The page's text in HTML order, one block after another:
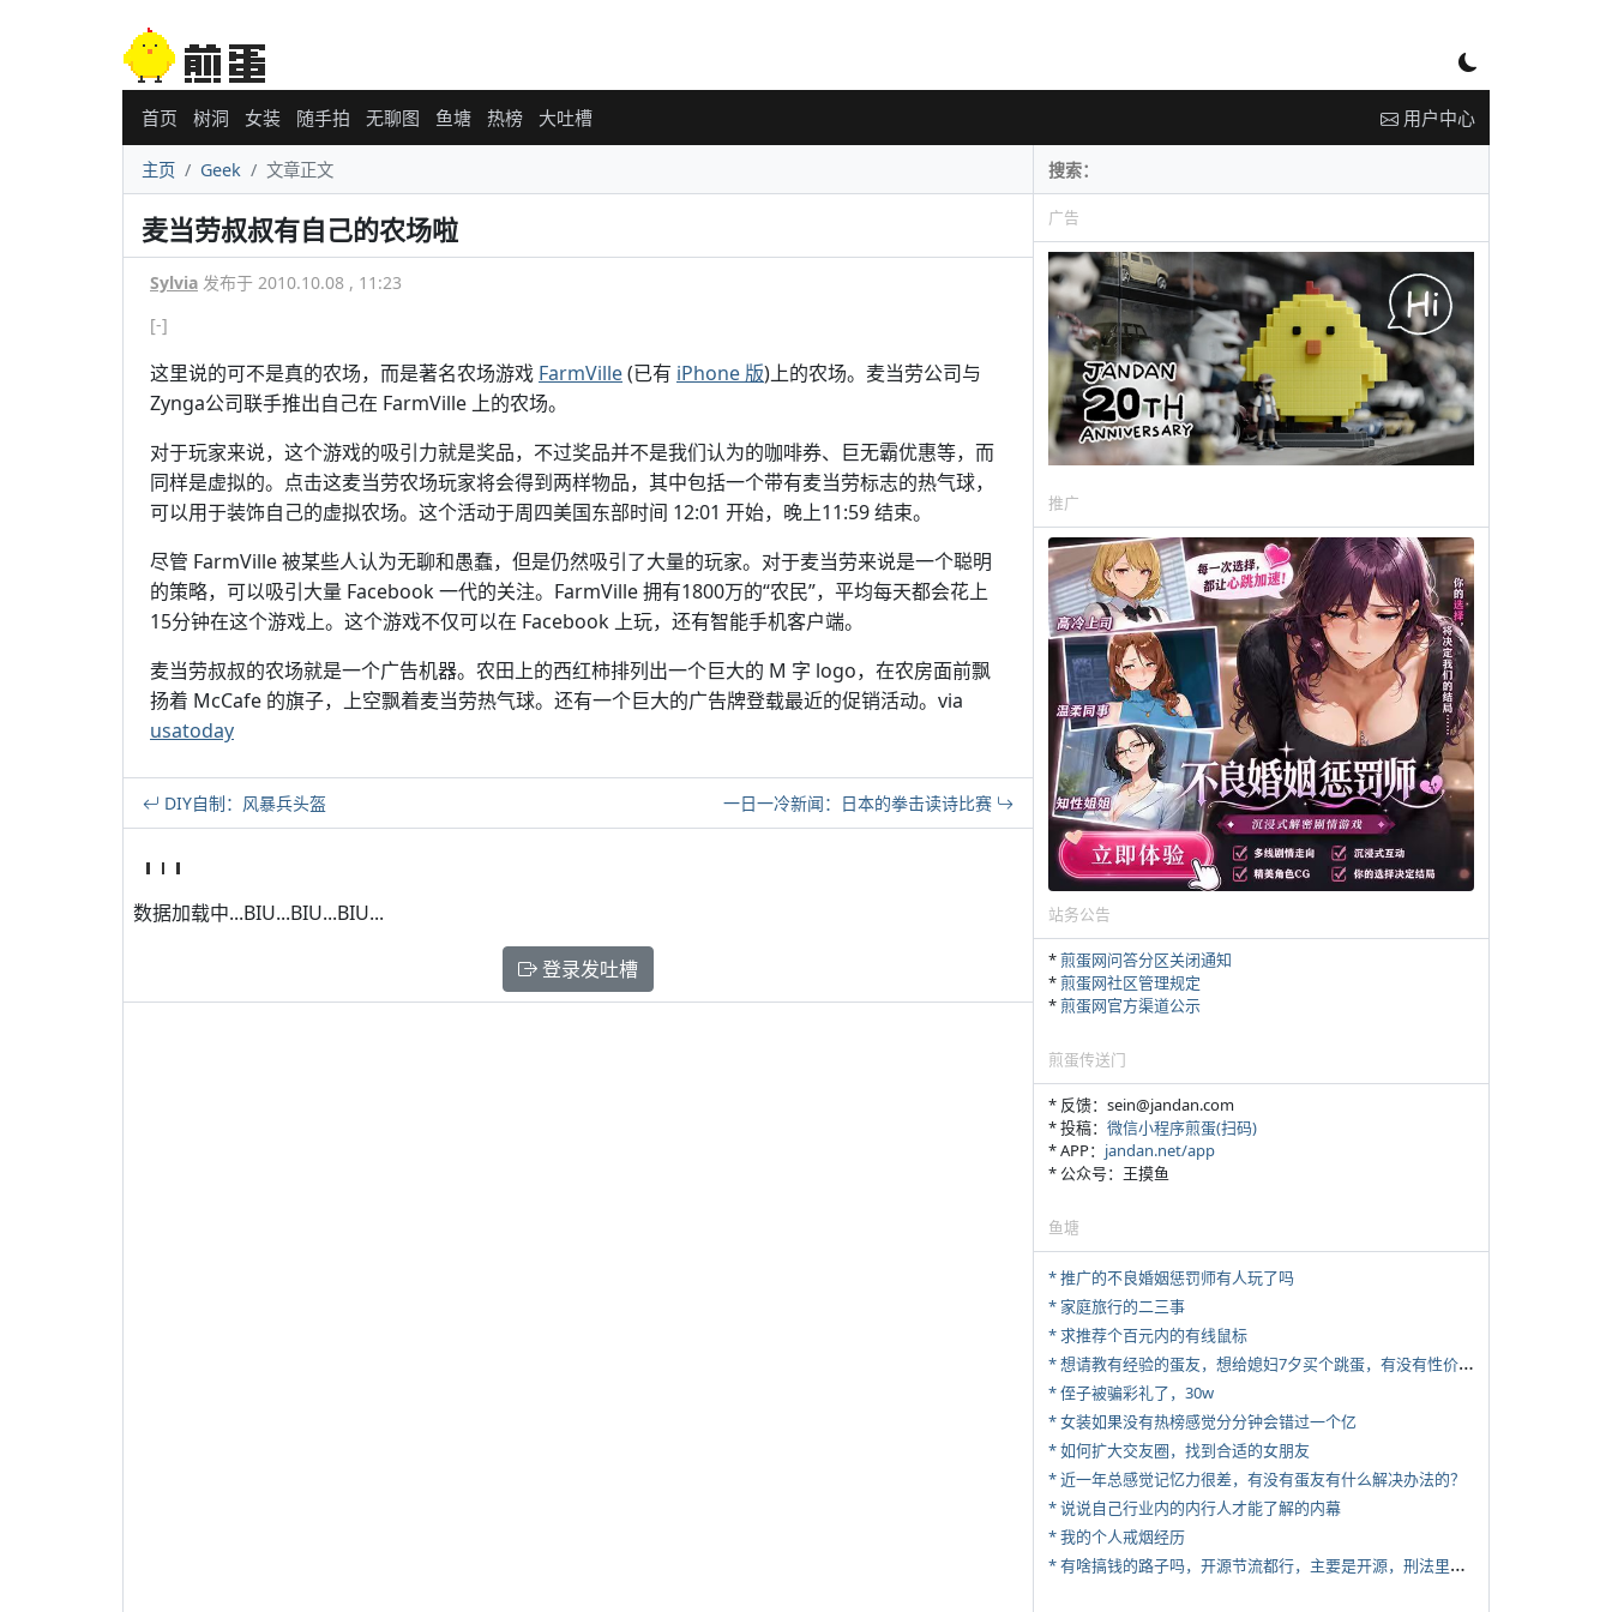
首页 树洞 女装 随手拍 无聊图 鱼塘 热榜 大吐槽 用户中心
主页 Geek 文章正文
麦当劳叔叔有自己的农场啦
Sylvia 发布于 2010.10.08 , 11:23
[-]
这里说的可不是真的农场，而是著名农场游戏 FarmVille(已有 iPhone 版)上的农场。麦当劳公司与
Zynga公司联手推出自己在 FarmVille 上的农场。
对于玩家来说，这个游戏的吸引力就是奖品，不过奖品并不是我们认为的咖啡券、巨无霸优惠等，而
同样是虚拟的。点击这麦当劳农场玩家将会得到两样物品，其中包括一个带有麦当劳标志的热气球，
可以用于装饰自己的虚拟农场。这个活动于周四美国东部时间 12:01 开始，晚上11:59 结束。
尽管 FarmVille 被某些人认为无聊和愚蠢，但是仍然吸引了大量的玩家。对于麦当劳来说是一个聪明
的策略，可以吸引大量 Facebook 一代的关注。FarmVille 拥有1800万的“农民”，平均每天都会花上
15分钟在这个游戏上。这个游戏不仅可以在 Facebook 上玩，还有智能手机客户端。
麦当劳叔叔的农场就是一个广告机器。农田上的西红柿排列出一个巨大的 M 字 logo，在农房面前飘
扬着 McCafe 的旗子，上空飘着麦当劳热气球。还有一个巨大的广告牌登载最近的促销活动。via
usatoday
DIY自制：风暴兵头盔 一日一冷新闻：日本的拳击读诗比赛
数据加载中...BIU...BIU...BIU...
登录发吐槽
广告
推广
站务公告
*煎蛋网问答分区关闭通知
*煎蛋网社区管理规定
*煎蛋网官方渠道公示
煎蛋传送门
* 反馈：sein@jandan.com
* 投稿： 微信小程序煎蛋(扫码)
* APP： jandan.net/app
* 公众号：王摸鱼
鱼塘
* 推广的不良婚姻惩罚师有人玩了吗
* 家庭旅行的二三事
* 求推荐个百元内的有线鼠标
*
想请教有经验的蛋友，想给媳妇7夕买个跳蛋，有没有性价比高的推荐
* 侄子被骗彩礼了，30w
* 女装如果没有热榜感觉分分钟会错过一个亿
* 如何扩大交友圈，找到合适的女朋友
* 近一年总感觉记忆力很差，有没有蛋友有什么解决办法的？
* 说说自己行业内的内行人才能了解的内幕
* 我的个人戒烟经历
*
有啥搞钱的路子吗，开源节流都行，主要是开源，刑法里的咱不做